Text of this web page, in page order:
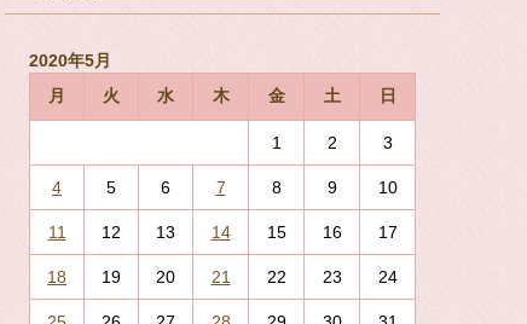
2020年5月
月
火 水 木 金 土 日
1 2 3
4 5 6 7 8 9 10
11 12 13 14 15 16 17
18 19 20 21 22 23 24